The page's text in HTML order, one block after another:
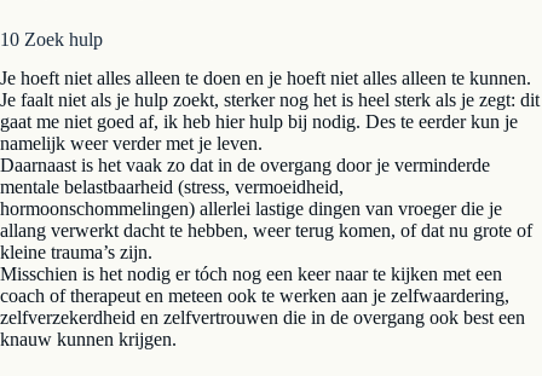
10 Zoek hulp
Je hoeft niet alles alleen te doen en je hoeft niet alles alleen te kunnen.
Je faalt niet als je hulp zoekt, sterker nog het is heel sterk als je zegt: dit
gaat me niet goed af, ik heb hier hulp bij nodig. Des te eerder kun je
namelijk weer verder met je leven.
Daarnaast is het vaak zo dat in de overgang door je verminderde
mentale belastbaarheid (stress, vermoeidheid,
hormoonschommelingen) allerlei lastige dingen van vroeger die je
allang verwerkt dacht te hebben, weer terug komen, of dat nu grote of
kleine trauma’s zijn.
Misschien is het nodig er tóch nog een keer naar te kijken met een
coach of therapeut en meteen ook te werken aan je zelfwaardering,
zelfverzekerdheid en zelfvertrouwen die in de overgang ook best een
knauw kunnen krijgen.